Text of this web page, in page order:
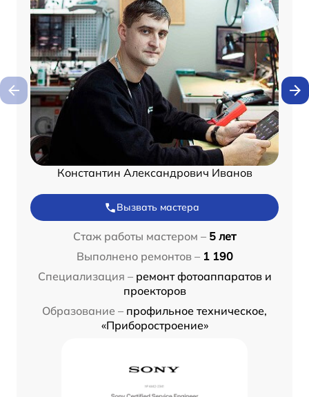
Константин Александрович Иванов
Вызвать мастера
Стаж работы мастером – 5 лет
Выполнено ремонтов – 1 190
Специализация – ремонт фотоаппаратов и
проекторов
Образование – профильное техническое,
«Приборостроение»